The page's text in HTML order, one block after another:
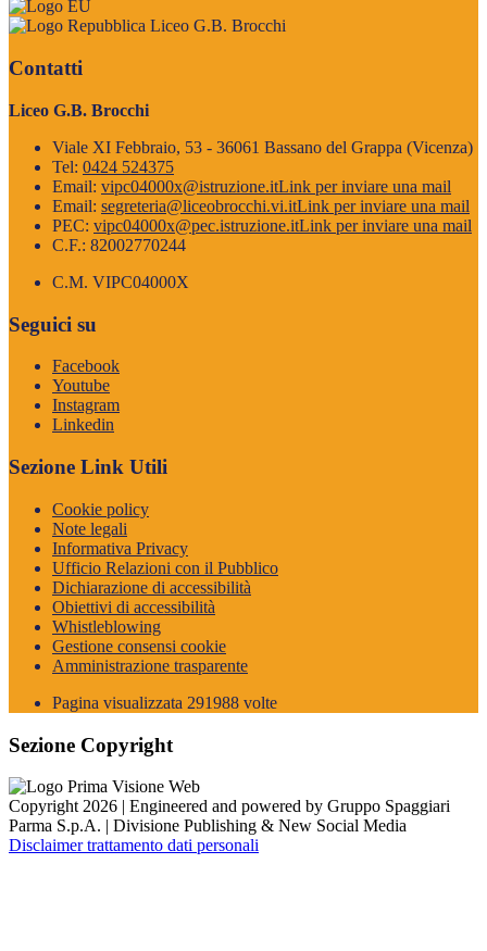
Liceo G.B. Brocchi
Contatti
Liceo G.B. Brocchi
Viale XI Febbraio, 53 - 36061 Bassano del Grappa (Vicenza)
Tel: 0424 524375
Email: vipc04000x@istruzione.itLink per inviare una mail
Email: segreteria@liceobrocchi.vi.itLink per inviare una mail
PEC: vipc04000x@pec.istruzione.itLink per inviare una mail
C.F.: 82002770244
C.M. VIPC04000X
Seguici su
Facebook
Youtube
Instagram
Linkedin
Sezione Link Utili
Cookie policy
Note legali
Informativa Privacy
Ufficio Relazioni con il Pubblico
Dichiarazione di accessibilità
Obiettivi di accessibilità
Whistleblowing
Gestione consensi cookie
Amministrazione trasparente
Pagina visualizzata 291988 volte
Sezione Copyright
Copyright 2026 | Engineered and powered by Gruppo Spaggiari
Parma S.p.A. | Divisione Publishing & New Social Media
Disclaimer trattamento dati personali